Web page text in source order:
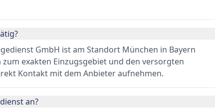
GmbH ist am Standort München in Bayern
exakten Einzugsgebiet und den versorgten
Kontakt mit dem Anbieter aufnehmen.
an?